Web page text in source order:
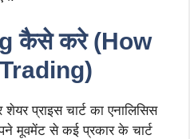
कैसे करे(How
प्राइस चार्ट का एनालिसिस
मूवमेंट से कई प्रकार के चार्ट